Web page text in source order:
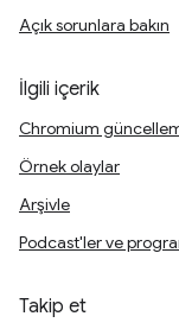
Açık sorunlara bakın
İlgili içerik
Chromium
Örnek olaylar
Arşivle
Podcast'ler ve
Takip et